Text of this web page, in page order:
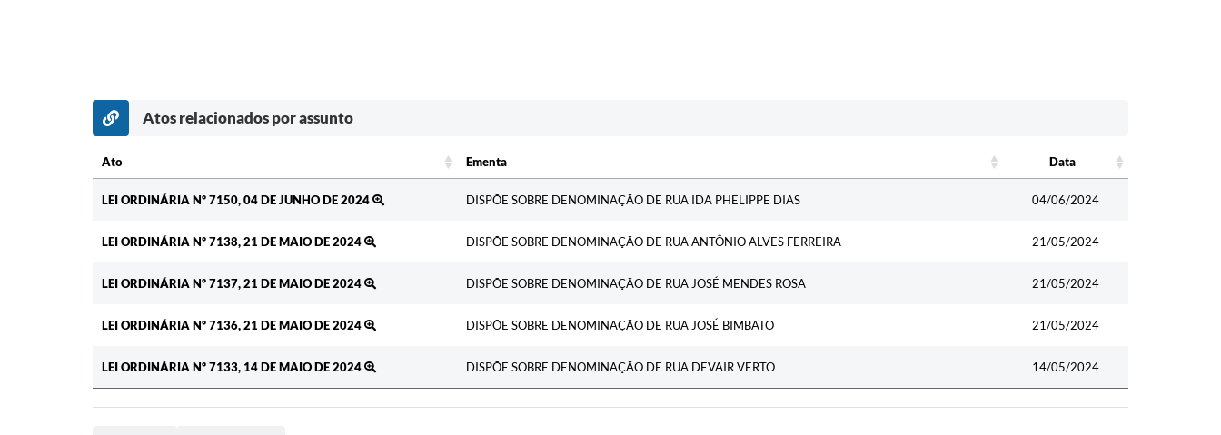
Atos relacionados por assunto
Ato Ementa
Data
LEI ORDINÁRIA Nº 7150, 04 DE JUNHO DE 2024
DISPÕE SOBRE DENOMINAÇÃO DE RUA IDA PHELIPPE DIAS 04/06/2024
LEI ORDINÁRIA Nº 7138, 21 DE MAIO DE 2024 DISPÕE SOBRE DENOMINAÇÃO DE RUA ANTÔNIO ALVES FERREIRA 21/05/2024
LEI ORDINÁRIA Nº 7137, 21 DE MAIO DE 2024 DISPÕE SOBRE DENOMINAÇÃO DE RUA JOSÉ MENDES ROSA 21/05/2024
LEI ORDINÁRIA Nº 7136, 21 DE MAIO DE 2024 DISPÕE SOBRE DENOMINAÇÃO DE RUA JOSÉ BIMBATO 21/05/2024
LEI ORDINÁRIA Nº 7133, 14 DE MAIO DE 2024 DISPÕE SOBRE DENOMINAÇÃO DE RUA DEVAIR VERTO 14/05/2024